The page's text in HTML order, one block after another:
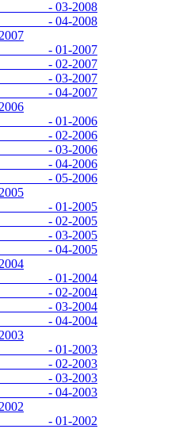
2008
2008
2007
2007
2007
2007
2006
2006
2006
2006
2006
2005
2005
2005
2005
2004
2004
2004
2004
2003
2003
2003
2003
2002